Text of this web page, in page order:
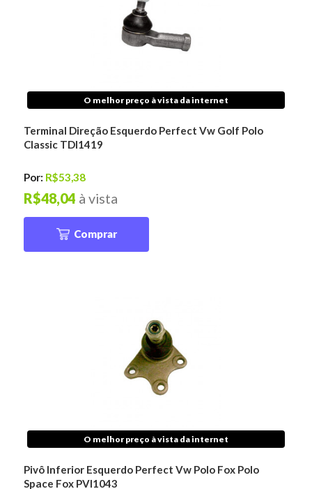
O melhor preço à vista da internet
Terminal Direção Esquerdo Perfect Vw Golf Polo
Classic TDI1419
Por: R$53,38
à vista
R$48,04
Comprar
O melhor preço à vista da internet
Pivô Inferior Esquerdo Perfect Vw Polo Fox Polo
Space Fox PVI1043